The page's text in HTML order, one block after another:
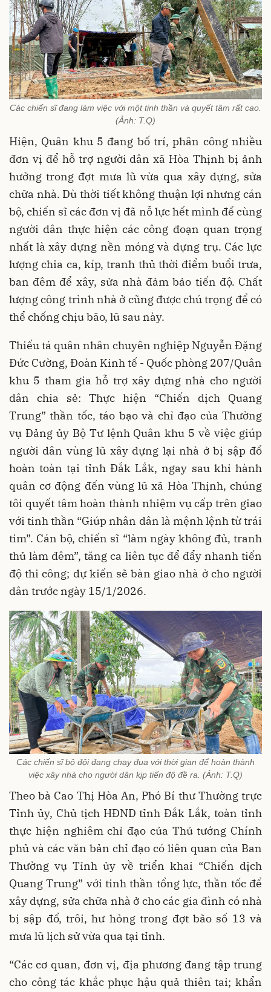
Các chiến sĩ đang làm việc với một tinh thần và quyết tâm rất cao.
(Ảnh: T.Q)
Hiện, Quân khu 5 đang bố trí, phân công nhiều
đơn vị để hỗ trợ người dân xã Hòa Thịnh bị ảnh
hưởng trong đợt mưa lũ vừa qua xây dựng, sửa
chữa nhà. Dù thời tiết không thuận lợi nhưng cán
bộ, chiến sĩ các đơn vị đã nỗ lực hết mình để cùng
người dân thực hiện các công đoạn quan trọng
nhất là xây dựng nền móng và dựng trụ. Các lực
lượng chia ca, kíp, tranh thủ thời điểm buổi trưa,
ban đêm để xây, sửa nhà đảm bảo tiến độ. Chất
lượng công trình nhà ở cũng được chú trọng để có
thể chống chịu bão, lũ sau này.
Thiếu tá quân nhân chuyên nghiệp Nguyễn Đặng
Đức Cường, Đoàn Kinh tế - Quốc phòng 207/Quân
khu 5 tham gia hỗ trợ xây dựng nhà cho người
dân chia sẻ: Thực hiện “Chiến dịch Quang
Trung” thần tốc, táo bạo và chỉ đạo của Thường
vụ Đảng ủy Bộ Tư lệnh Quân khu 5 về việc giúp
người dân vùng lũ xây dựng lại nhà ở bị sập đổ
hoàn toàn tại tỉnh Đắk Lắk, ngay sau khi hành
quân cơ động đến vùng lũ xã Hòa Thịnh, chúng
tôi quyết tâm hoàn thành nhiệm vụ cấp trên giao
với tinh thần “Giúp nhân dân là mệnh lệnh từ trái
tim”. Cán bộ, chiến sĩ “làm ngày không đủ, tranh
thủ làm đêm”, tăng ca liên tục để đẩy nhanh tiến
độ thi công; dự kiến sẽ bàn giao nhà ở cho người
dân trước ngày 15/1/2026.
Các chiến sĩ bộ đội đang chạy đua với thời gian để hoàn thành
việc xây nhà cho người dân kịp tiến độ đề ra. (Ảnh: T.Q)
Theo bà Cao Thị Hòa An, Phó Bí thư Thường trực
Tỉnh ủy, Chủ tịch HĐND tỉnh Đắk Lắk, toàn tỉnh
thực hiện nghiêm chỉ đạo của Thủ tướng Chính
phủ và các văn bản chỉ đạo có liên quan của Ban
Thường vụ Tỉnh ủy về triển khai “Chiến dịch
Quang Trung” với tinh thần tổng lực, thần tốc để
xây dựng, sửa chữa nhà ở cho các gia đình có nhà
bị sập đổ, trôi, hư hỏng trong đợt bão số 13 và
mưa lũ lịch sử vừa qua tại tỉnh.
“Các cơ quan, đơn vị, địa phương đang tập trung
cho công tác khắc phục hậu quả thiên tai; khẩn